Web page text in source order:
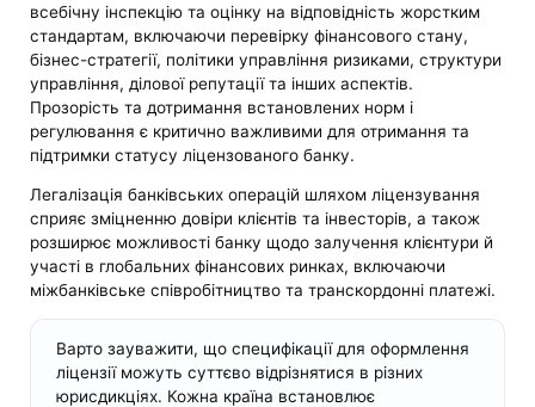
всебічну інспекцію та оцінку на відповідність жорстким
стандартам, включаючи перевірку фінансового стану,
бізнес-стратегії, політики управління ризиками, структури
управління, ділової репутації та інших аспектів.
Прозорість та дотримання встановлених норм і
регулювання є критично важливими для отримання та
підтримки статусу ліцензованого банку.
Легалізація банківських операцій шляхом ліцензування
сприяє зміцненню довіри клієнтів та інвесторів, а також
розширює можливості банку щодо залучення клієнтури й
участі в глобальних фінансових ринках, включаючи
міжбанківське співробітництво та транскордонні платежі.
Варто зауважити, що специфікації для оформлення
ліцензії можуть суттєво відрізнятися в різних
юрисдикціях. Кожна країна встановлює